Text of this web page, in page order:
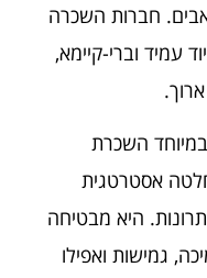
חברות השכרה
עמיד וברי-קיימא,
השכרת
אסטרטגית
היא מבטיחה
גמישות ואפילו